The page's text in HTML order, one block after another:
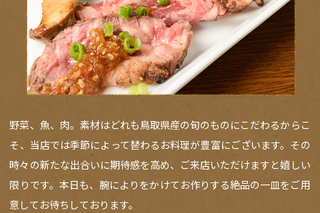
野菜、魚、肉。素材はどれも鳥取県産の旬のものにこだわるからこ
そ、当店では季節によって替わるお料理が豊富にございます。その
時々の新たな出合いに期待感を高め、ご来店いただけますと嬉しい
限りです。本日も、腕によりをかけてお作りする絶品の一皿をご用
意してお待ちしております。